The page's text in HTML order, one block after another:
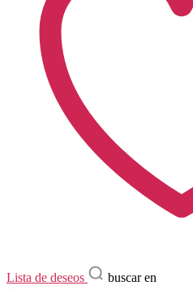
Lista de deseos
buscar en